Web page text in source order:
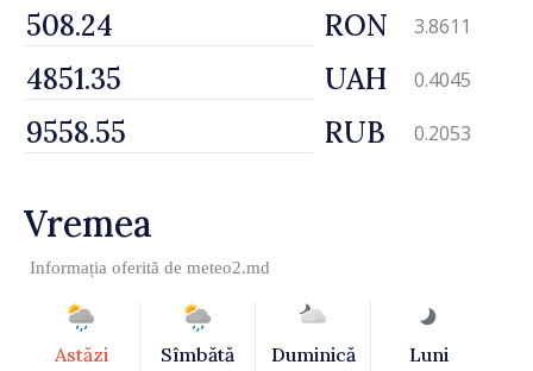
RON 3.8611
UAH 0.4045
RUB 0.2053
Vremea
Informația oferită de meteo2.md
Astăzi Sîmbătă Duminică Luni